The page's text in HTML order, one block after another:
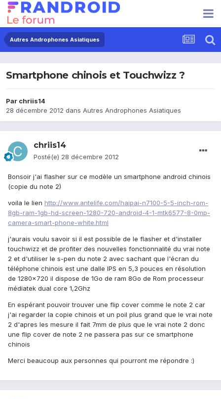
Autres Androphones Asiatiques
Smartphone chinois et Touchwizz ?
Par chriis14
28 décembre 2012 dans Autres Androphones Asiatiques
chriis14
Posté(e) 28 décembre 2012
Bonsoir j'ai flasher sur ce modèle un smartphone android chinois
(copie du note 2)
voila le lien http://www.antelife.com/haipai-n7100-5-5-inch-rom-
8gb-ram-1gb-hd-screen-1280-720-android-4-1-mtk6577-8-0mp-
camera-smart-phone-white.html
j'aurais voulu savoir si il est possible de le flasher et d'installer
touchwizz et de profiter des nouvelles fonctionnalité du vrai note
2 et d'utiliser le s-pen du note 2 avec sachant que l'écran du
téléphone chinois est une dalle IPS en 5,3 pouces en résolution
de 1280x720 il dispose de 1Go de ram 8Go de Rom processeur
médiatek dual core 1,2Ghz
En espérant pouvoir trouver une flip cover comme le note 2 car
j'ai regarder la copie chinois et un poil plus grand que le vrai note
2 d'apres les mesure il fait 7mm de plus que le vrai note 2 donc
une flip cover de note 2 ne passera pas sur ce smartphone
chinois
Merci beaucoup aux personnes qui pourront me répondre :)